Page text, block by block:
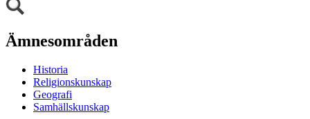
Ämnesområden
Historia
Religionskunskap
Geografi
Samhällskunskap